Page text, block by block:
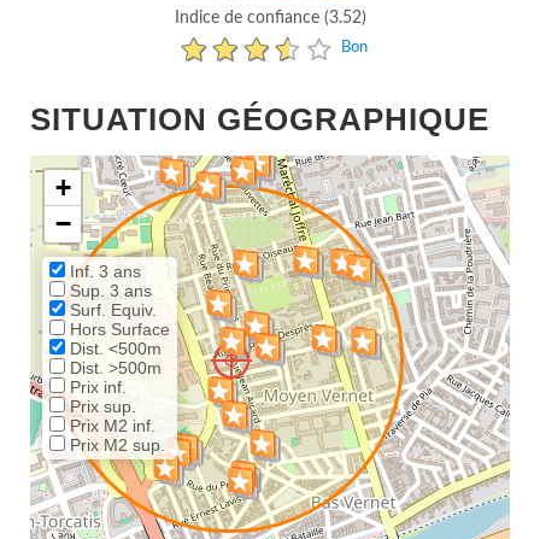
Indice de confiance (3.52)
Bon
SITUATION GÉOGRAPHIQUE
+
−
Inf. 3 ans
Sup. 3 ans
Surf. Equiv.
Hors Surface
Dist. <500m
Dist. >500m
Prix inf.
Prix sup.
Prix M2 inf.
Prix M2 sup.